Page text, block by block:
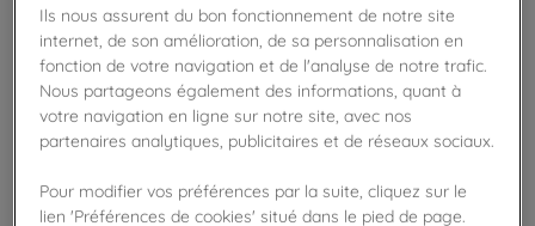
Ils nous assurent du bon fonctionnement de notre site
internet, de son amélioration, de sa personnalisation en
fonction de votre navigation et de l'analyse de notre trafic.
Nous partageons également des informations, quant à
votre navigation en ligne sur notre site, avec nos
partenaires analytiques, publicitaires et de réseaux sociaux.
Pour modifier vos préférences par la suite, cliquez sur le
lien 'Préférences de cookies' situé dans le pied de page.